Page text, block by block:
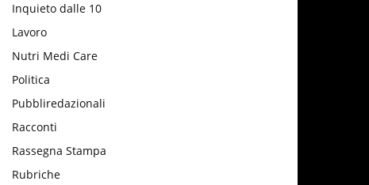
Inquieto dalle 10
Lavoro
Nutri Medi Care
Politica
Pubbliredazionali
Racconti
Rassegna Stampa
Rubriche